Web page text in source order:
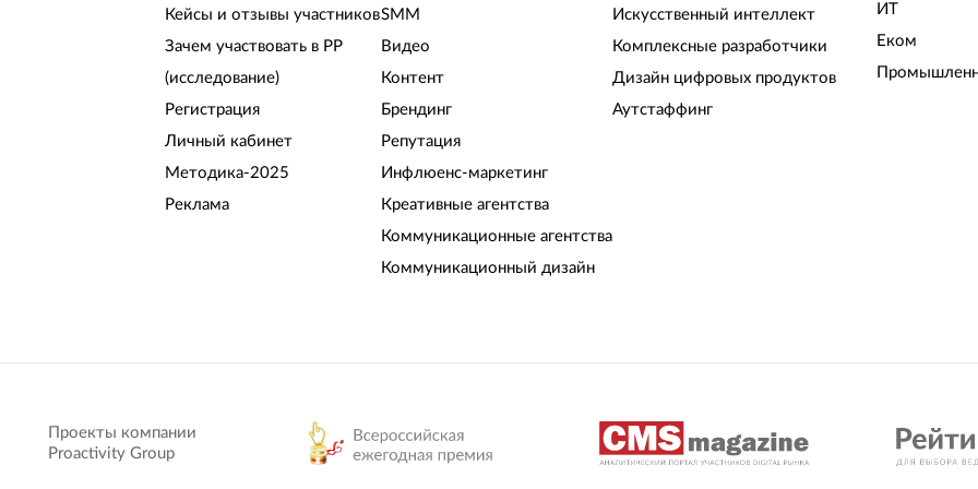
Кейсы и отзывы участников
Зачем участвовать в РР
(исследование)
Регистрация
Личный кабинет
Методика-2025
Реклама
SMM
Видео
Контент
Брендинг
Репутация
Инфлюенс-маркетинг
Креативные агентства
Коммуникационные агентства
Коммуникационный дизайн
Искусственный интеллект
Комплексные разработчики
Дизайн цифровых продуктов
Аутстаффинг
ИТ
Еком
Проекты компании
Proactivity Group